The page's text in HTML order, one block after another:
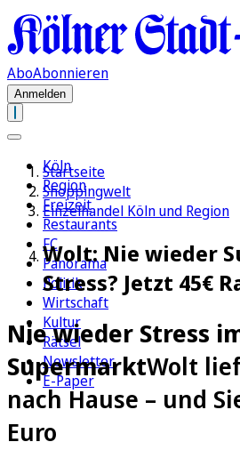
AboAbonnieren
Anmelden
Köln
Region
Freizeit
Restaurants
FC
Panorama
Politik
Wirtschaft
Kultur
Rätsel
Newsletter
E-Paper
Startseite
Shoppingwelt
Einzelhandel Köln und Region
Wolt: Nie wieder
Stress? Jetzt 45€
Nie wieder Stress
SupermarktWolt
nach Hause – und
Euro